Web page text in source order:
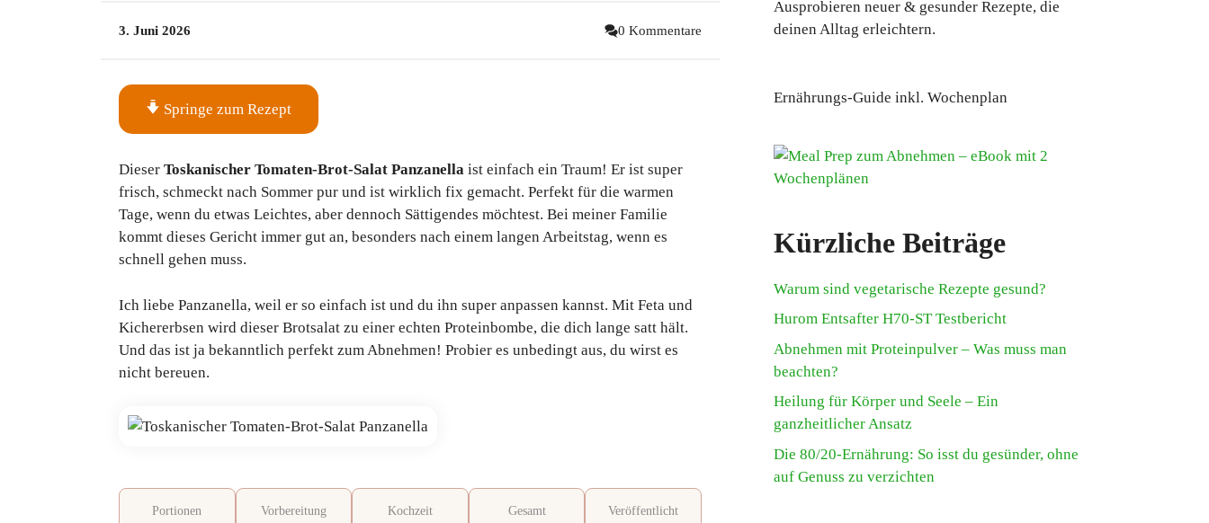
3. Juni 2026 0 Kommentare
Springe zum Rezept
Dieser Toskanischer Tomaten-Brot-Salat Panzanella ist einfach ein Traum! Er ist super
frisch, schmeckt nach Sommer pur und ist wirklich fix gemacht. Perfekt für die warmen
Tage, wenn du etwas Leichtes, aber dennoch Sättigendes möchtest. Bei meiner Familie
kommt dieses Gericht immer gut an, besonders nach einem langen Arbeitstag, wenn es
schnell gehen muss.
Ich liebe Panzanella, weil er so einfach ist und du ihn super anpassen kannst. Mit Feta und
Kichererbsen wird dieser Brotsalat zu einer echten Proteinbombe, die dich lange satt hält.
Und das ist ja bekanntlich perfekt zum Abnehmen! Probier es unbedingt aus, du wirst es
nicht bereuen.
Portionen Vorbereitung Kochzeit Gesamt Veröffentlicht
Ausprobieren neuer & gesunder Rezepte, die
deinen Alltag erleichtern.
Ernährungs-Guide inkl. Wochenplan
Kürzliche Beiträge
Warum sind vegetarische Rezepte gesund?
Hurom Entsafter H70-ST Testbericht
Abnehmen mit Proteinpulver – Was muss man
beachten?
Heilung für Körper und Seele – Ein
ganzheitlicher Ansatz
Die 80/20-Ernährung: So isst du gesünder, ohne
auf Genuss zu verzichten